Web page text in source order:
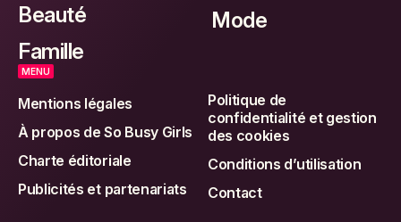
Beauté
Famille
Mode
MENU
Mentions légales
À propos de So Busy Girls
Charte éditoriale
Publicités et partenariats
Politique de
confidentialité et gestion
des cookies
Conditions d’utilisation
Contact